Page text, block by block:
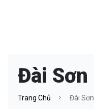
Đài Sơn
Trang Chủ Đài Sơn